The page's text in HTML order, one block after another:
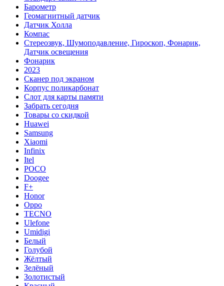
Барометр
Геомагнитный датчик
Датчик Холла
Компас
Стереозвук, Шумоподавление, Гироскоп, Фонарик,
Датчик освещения
Фонарик
2023
Сканер под экраном
Корпус поликарбонат
Слот для карты памяти
Забрать сегодня
Товары со скидкой
Huawei
Samsung
Xiaomi
Infinix
Itel
POCO
Doogee
F+
Honor
Oppo
TECNO
Ulefone
Umidigi
Белый
Голубой
Жёлтый
Зелёный
Золотистый